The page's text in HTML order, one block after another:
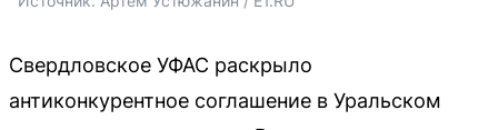
Свердловское УФАС раскрыло
антиконкурентное соглашение в Уральском